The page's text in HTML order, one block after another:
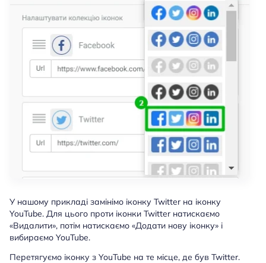
У нашому прикладі замінімо іконку Twitter на іконку
YouTube. Для цього проти іконки Twitter натискаємо
«Видалити», потім натискаємо «Додати нову іконку» і
вибираємо YouTube.
Перетягуємо іконку з YouTube на те місце, де був Twitter.